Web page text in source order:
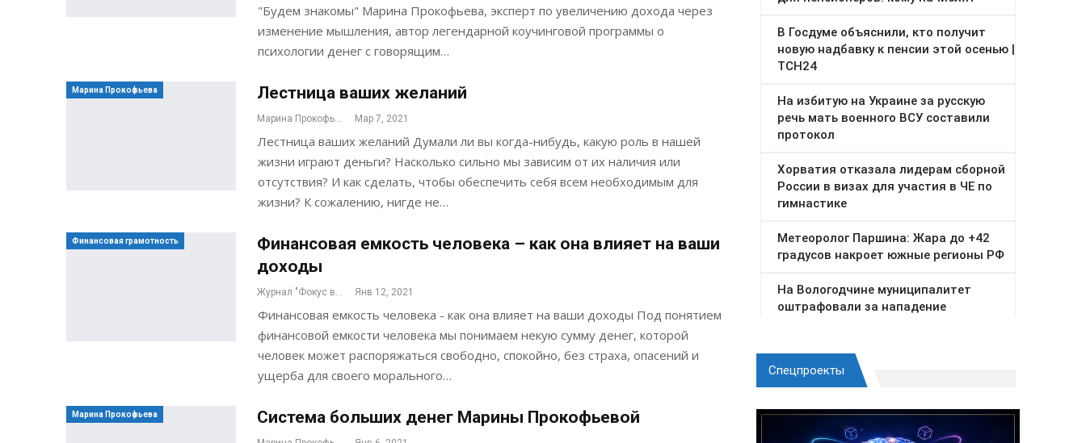
"Будем знакомы" Марина Прокофьева, эксперт по увеличению дохода через
изменение мышления, автор легендарной коучинговой программы о
психологии денег с говорящим…
Марина Прокофьева Лестница ваших желаний
Марина Прокофьева Мар 7, 2021
Лестница ваших желаний Думали ли вы когда-нибудь, какую роль в нашей
жизни играют деньги? Насколько сильно мы зависим от их наличия или
отсутствия? И как сделать, чтобы обеспечить себя всем необходимым для
жизни? К сожалению, нигде не…
Финансовая грамотность
Финансовая емкость человека – как она влияет на ваши
доходы
Журнал "Фокус внимания" Янв 12, 2021
Финансовая емкость человека - как она влияет на ваши доходы Под понятием
финансовой емкости человека мы понимаем некую сумму денег, которой
человек может распоряжаться свободно, спокойно, без страха, опасений и
ущерба для своего морального…
Марина Прокофьева Система больших денег Марины Прокофьевой
Спецпроекты